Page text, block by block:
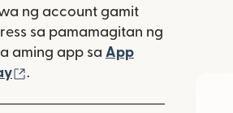
ng account gamit
sa pamamagitan ng
sa bagong window)
aming app sa App
window)
.